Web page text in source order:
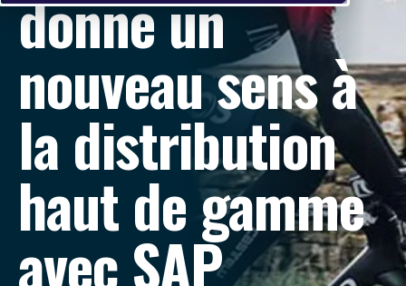
donne un
nouveau sens à
la distribution
haut de gamme
avec SAP